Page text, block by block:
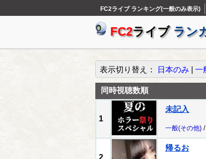
FC2ライブ ランキング(一般のみ表示)
FC2ライブ ラン
表示切り替え： 日本のみ 一
同時視聴数順
1
未記入
一般(その他)
2
帰るお